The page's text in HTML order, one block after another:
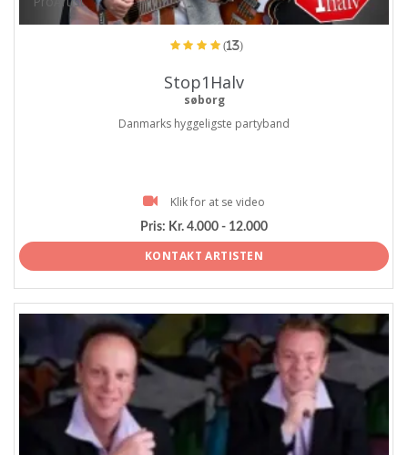
(13)
Stop1Halv
søborg
Danmarks hyggeligste partyband
Klik for at se video
Pris: Kr. 4.000 - 12.000
KONTAKT ARTISTEN